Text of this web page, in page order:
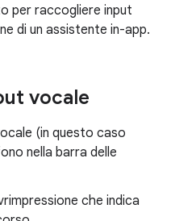
per raccogliere input
di un assistente in-app.
vocale
(in questo caso
nella barra delle
che indica